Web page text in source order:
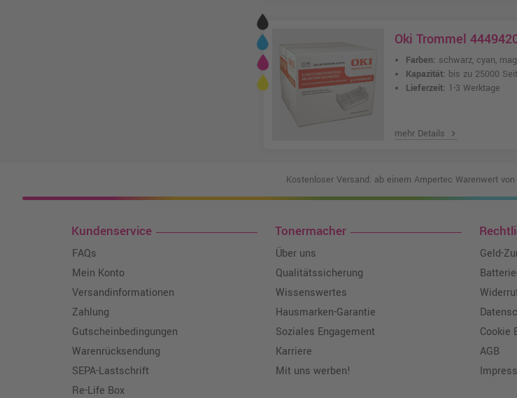
Oki Trommel
Farben: schwarz, cyan,
Kapazität: bis zu 25000
Lieferzeit: 1-3 Werktage
mehr Details chevron_right
Kostenloser Versand: ab einem Ampertec Warenwert
Kundenservice
FAQs
Mein Konto
Versandinformationen
Zahlung
Gutscheinbedingungen
Warenrücksendung
SEPA-Lastschrift
Re-Life Box
Tonermacher
Über uns
Qualitätssicherung
Wissenswertes
Hausmarken-Garantie
Soziales Engagement
Karriere
Mit uns werben!
Geld-
Cookie
AGB